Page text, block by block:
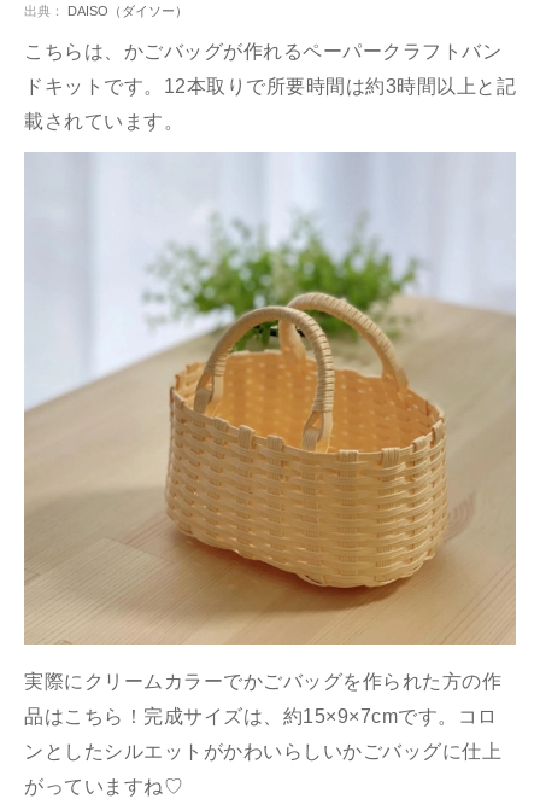
出典： DAISO（ダイソー）
こちらは、かごバッグが作れるペーパークラフトバン
ドキットです。12本取りで所要時間は約3時間以上と記
載されています。
実際にクリームカラーでかごバッグを作られた方の作
品はこちら！完成サイズは、約15×9×7cmです。コロ
ンとしたシルエットがかわいらしいかごバッグに仕上
がっていますね♡